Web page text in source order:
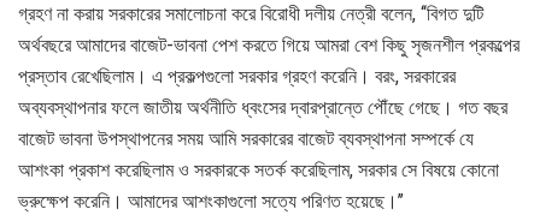
গ্রহণ না করায় সরকারের সমালোচনা করে বিরোধী দলীয় নেত্রী বলেন, ‘‘বিগত দুটি
অর্থবছরে আমাদের বাজেট-ভাবনা পেশ করতে গিয়ে আমরা বেশ কিছু সৃজনশীল প্রকল্পের
প্রস্তাব রেখেছিলাম। এ প্রকল্পগুলো সরকার গ্রহণ করেনি। বরং, সরকারের
অব্যবস্থাপনার ফলে জাতীয় অর্থনীতি ধ্বংসের দ্বারপ্রান্তে পৌঁছে গেছে। গত বছর
বাজেট ভাবনা উপস্থাপনের সময় আমি সরকারের বাজেট ব্যবস্থাপনা সম্পর্কে যে
আশংকা প্রকাশ করেছিলাম ও সরকারকে সতর্ক করেছিলাম, সরকার সে বিষয়ে কোনো
ভ্রুক্ষেপ করেনি। আমাদের আশংকাগুলো সত্যে পরিণত হয়েছে।’’